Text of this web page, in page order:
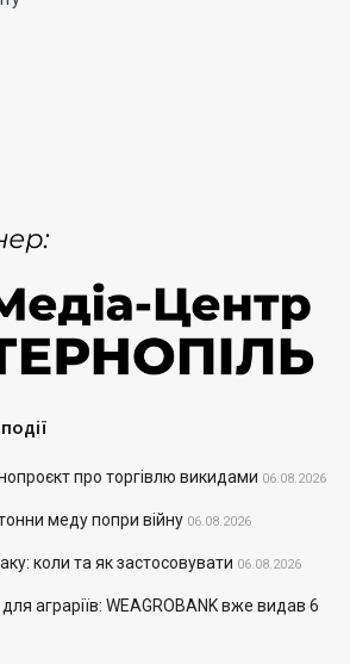
про торгівлю викидами 06.08.2026
меду попри війну 06.08.2026
коли та як застосовувати 06.08.2026
аграріїв: WEAGROBANK вже видав 6